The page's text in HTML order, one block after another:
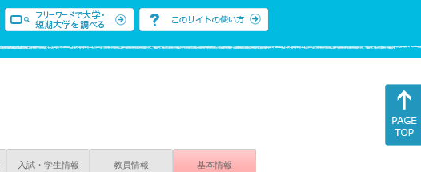
入試・学生情報 教員情報 基本情報